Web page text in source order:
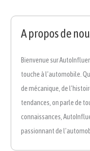
A propos de
Bienvenue sur
touche à l’automobile.
de mécanique, de
tendances, on parle de
connaissances,
passionnant de